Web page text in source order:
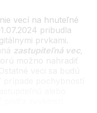
vecí na hnuteľné
pribudla
prvkami.
zastupiteľná vec,
možno nahradiť